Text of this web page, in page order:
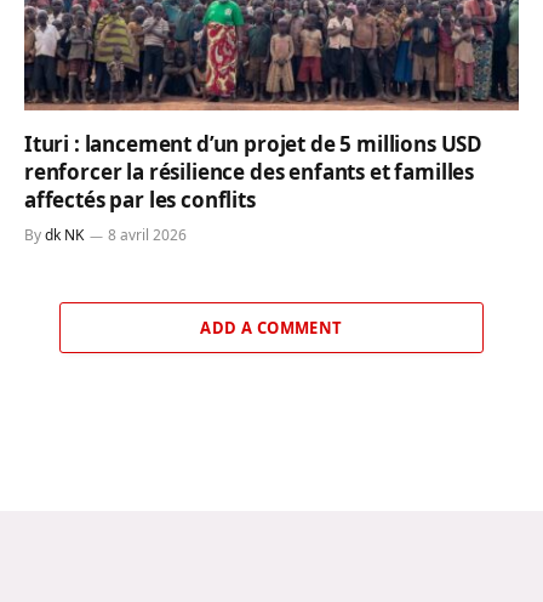
Ituri : lancement d’un projet de 5 millions USD
renforcer la résilience des enfants et familles
affectés par les conflits
Bydk NK 8 avril 2026
ADD A COMMENT